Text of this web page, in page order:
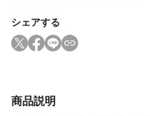
シェアする
商品説明